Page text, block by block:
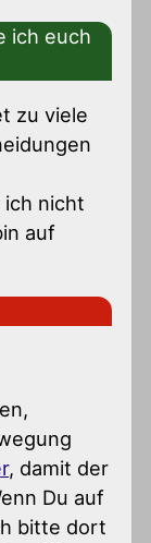
ich euch
zu viele
nicht
auf
, damit der
Du auf
bitte dort